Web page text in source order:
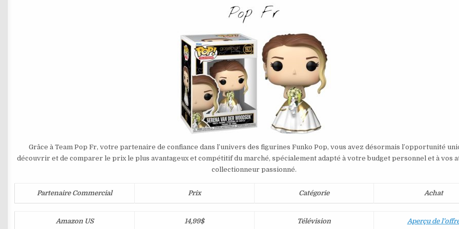
Grâce à Team Pop Fr, votre partenaire de confiance dans l’univers des figurines Funko Pop, vous avez désormais l’opportunité
découvrir et de comparer le prix le plus avantageux et compétitif du marché, spécialement adapté à votre budget personnel et à vos
collectionneur passionné.
Partenaire Commercial Prix Catégorie Achat
Amazon US 14,99$ Télévision Aperçu de